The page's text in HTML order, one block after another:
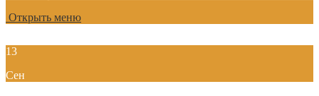
Открыть меню
13
Сен